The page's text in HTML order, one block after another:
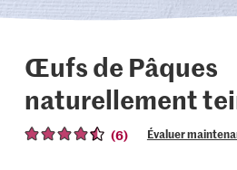
Œufs de Pâques
naturellement
(6) Évaluer